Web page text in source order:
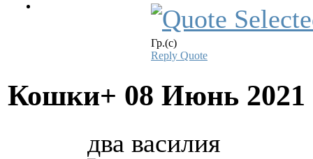
Гр.(с)
Reply Quote
Кошки+ 08 Июнь
два василия